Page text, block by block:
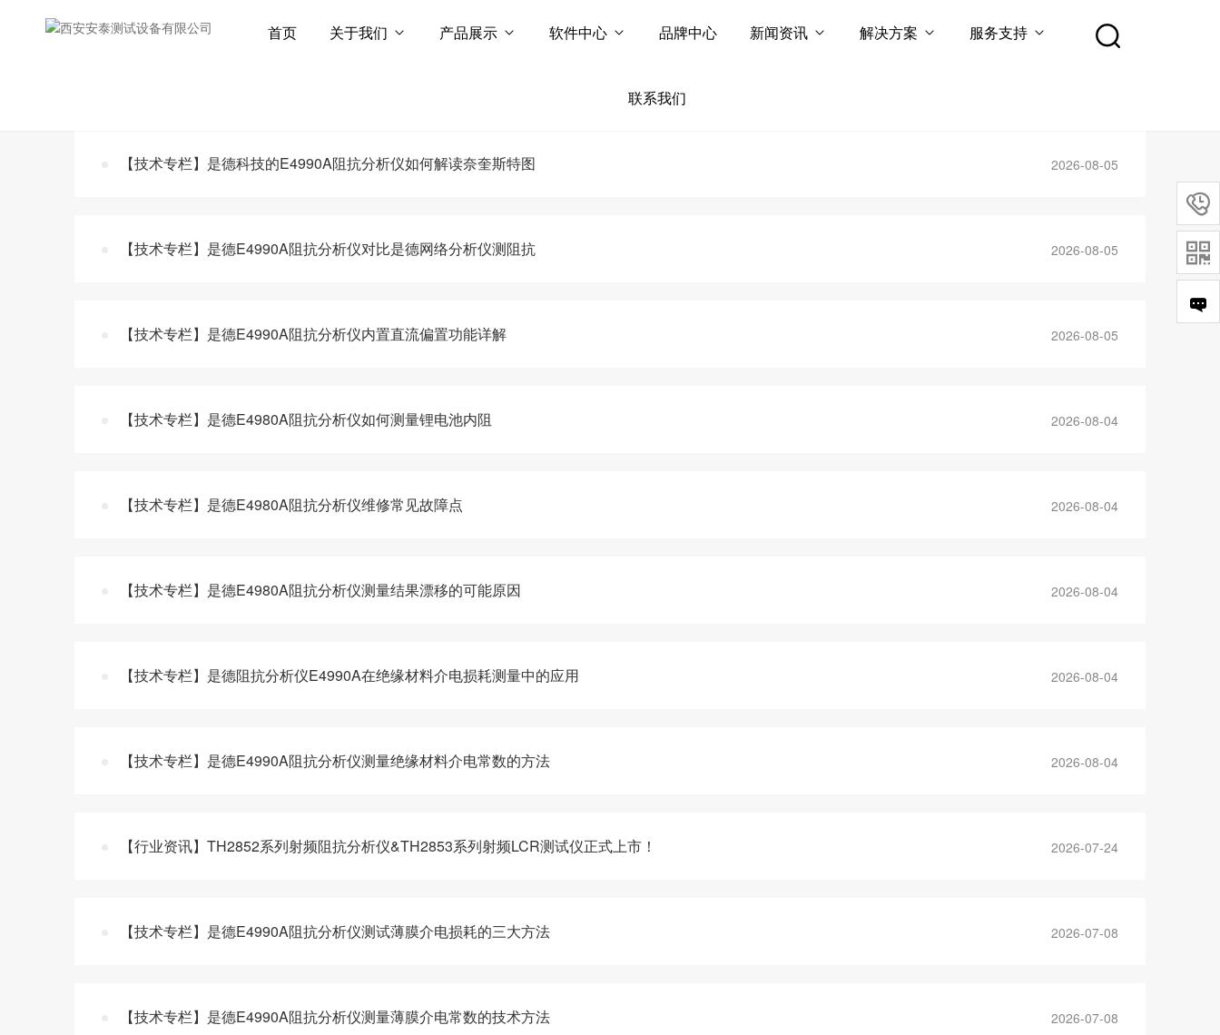
首页 关于我们 产品展示 软件中心 品牌中心 新闻资讯 解决方案 服务支持
联系我们
【技术专栏】是德科技的E4990A阻抗分析仪如何解读奈奎斯特图 2026-08-05
【技术专栏】是德E4990A阻抗分析仪对比是德网络分析仪测阻抗 2026-08-05
【技术专栏】是德E4990A阻抗分析仪内置直流偏置功能详解 2026-08-05
【技术专栏】是德E4980A阻抗分析仪如何测量锂电池内阻 2026-08-04
【技术专栏】是德E4980A阻抗分析仪维修常见故障点 2026-08-04
【技术专栏】是德E4980A阻抗分析仪测量结果漂移的可能原因 2026-08-04
【技术专栏】是德阻抗分析仪E4990A在绝缘材料介电损耗测量中的应用 2026-08-04
【技术专栏】是德E4990A阻抗分析仪测量绝缘材料介电常数的方法 2026-08-04
【行业资讯】TH2852系列射频阻抗分析仪&TH2853系列射频LCR测试仪正式上市！ 2026-07-24
【技术专栏】是德E4990A阻抗分析仪测试薄膜介电损耗的三大方法 2026-07-08
【技术专栏】是德E4990A阻抗分析仪测量薄膜介电常数的技术方法 2026-07-08

